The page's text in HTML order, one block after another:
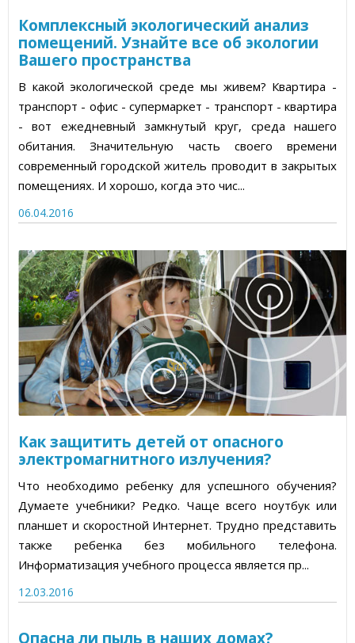
Комплексный экологический анализ
помещений. Узнайте все об экологии
Вашего пространства
В какой экологической среде мы живем? Квартира -
транспорт - офис - супермаркет - транспорт - квартира
- вот ежедневный замкнутый круг, среда нашего
обитания. Значительную часть своего времени
современный городской житель проводит в закрытых
помещениях. И хорошо, когда это чис...
06.04.2016
Как защитить детей от опасного
электромагнитного излучения?
Что необходимо ребенку для успешного обучения?
Думаете учебники? Редко. Чаще всего ноутбук или
планшет и скоростной Интернет. Трудно представить
также ребенка без мобильного телефона.
Информатизация учебного процесса является пр...
12.03.2016
Опасна ли пыль в наших домах?